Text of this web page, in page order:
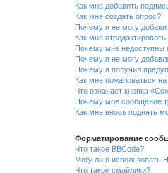
Как мне добавить
Как мне создать опрос?
Почему я не могу
Как мне
Почему мне
Почему я не могу
Почему я получил
Как мне пожаловаться
Что означает кнопка
Почему моё сообщение
Как мне вновь поднять
Форматирование
Что такое BBCode?
Могу ли я использовать
Что такое смайлики?